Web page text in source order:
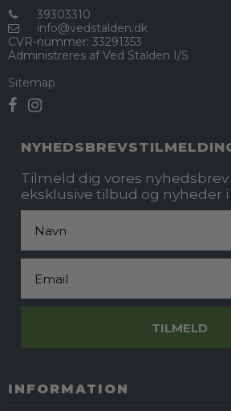
39303310
info@vedstalden.dk
CVR-nummer: 33291353
Administreres af Ved Stalden I/S
Sitemap
Tilmeld dig vores
eksklusive tilbud og nyheder
TILMELD
INFORMATION